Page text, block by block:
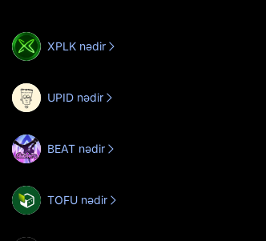
XPLK nədir
UPID nədir
BEAT nədir
TOFU nədir